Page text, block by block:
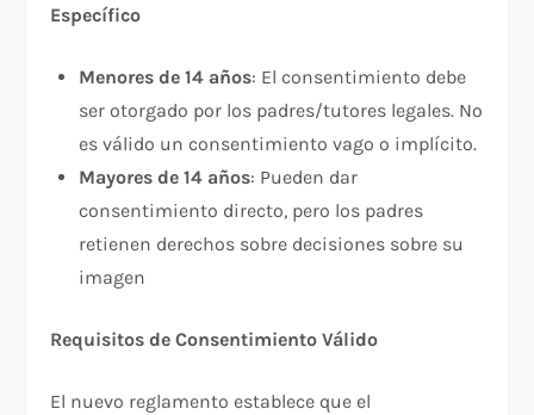
Específico
Menores de 14 años: El consentimiento debe
ser otorgado por los padres/tutores legales. No
es válido un consentimiento vago o implícito.​
Mayores de 14 años: Pueden dar
consentimiento directo, pero los padres
retienen derechos sobre decisiones sobre su
imagen
Requisitos de Consentimiento Válido
El nuevo reglamento establece que el